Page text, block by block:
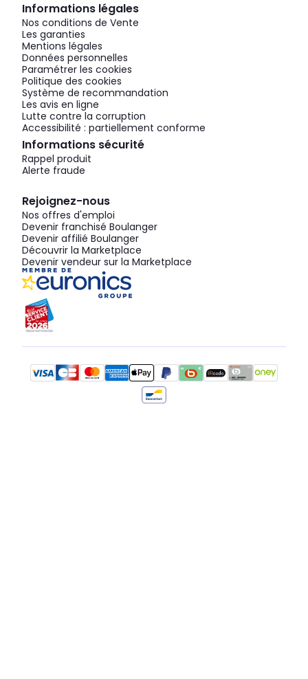
Informations légales
Nos conditions de Vente
Les garanties
Mentions légales
Données personnelles
Paramétrer les cookies
Politique des cookies
Système de recommandation
Les avis en ligne
Lutte contre la corruption
Accessibilité : partiellement conforme
Informations sécurité
Rappel produit
Alerte fraude
Rejoignez-nous
Nos offres d'emploi
Devenir franchisé Boulanger
Devenir affilié Boulanger
Découvrir la Marketplace
Devenir vendeur sur la Marketplace